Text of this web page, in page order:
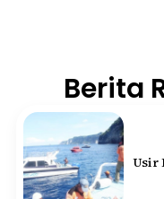
Berita
Usir